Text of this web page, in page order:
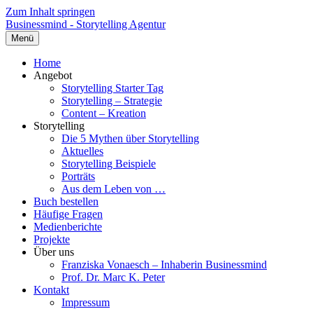
Zum Inhalt springen
Businessmind - Storytelling Agentur
Menü
Home
Angebot
Storytelling Starter Tag
Storytelling – Strategie
Content – Kreation
Storytelling
Die 5 Mythen über Storytelling
Aktuelles
Storytelling Beispiele
Porträts
Aus dem Leben von …
Buch bestellen
Häufige Fragen
Medienberichte
Projekte
Über uns
Franziska Vonaesch – Inhaberin Businessmind
Prof. Dr. Marc K. Peter
Kontakt
Impressum